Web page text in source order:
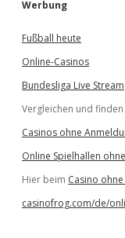
Werbung
Fußball heute
Online-Casinos
Bundesliga Live Stream
Vergleichen und
Casinos ohne
Online Spielhallen
Hier beim Casino
casinofrog.com/de/